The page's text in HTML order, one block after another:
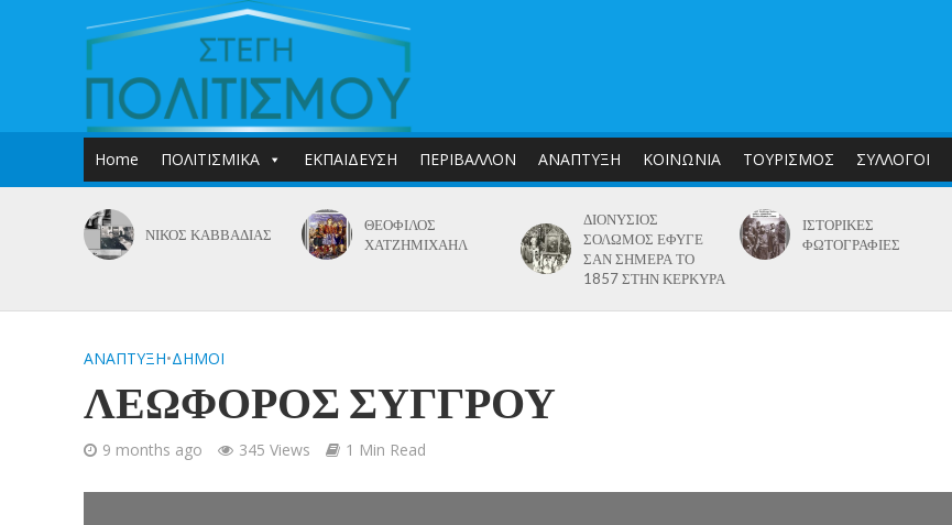
Home ΠΟΛΙΤΙΣΜΙΚΑ ΕΚΠΑΙΔΕΥΣΗ ΠΕΡΙΒΑΛΛΟΝ ΑΝΑΠΤΥΞΗ ΚΟΙΝΩΝΙΑ ΤΟΥΡΙΣΜΟΣ ΣΥΛΛΟΓΟΙ
ΝΙΚΟΣ ΚΑΒΒΑΔΙΑΣ
ΘΕΟΦΙΛΟΣ
ΧΑΤΖΗΜΙΧΑΗΛ
ΔΙΟΝΥΣΙΟΣ
ΣΟΛΩΜΟΣ ΕΦΥΓΕ
ΣΑΝ ΣΗΜΕΡΑ ΤΟ
1857 ΣΤΗΝ ΚΕΡΚΥΡΑ
ΙΣΤΟΡΙΚΕΣ
ΦΩΤΟΓΡΑΦΙΕΣ
ΑΝΑΠΤΥΞΗ•ΔΗΜΟΙ
ΛΕΩΦΟΡΟΣ ΣΥΓΓΡΟΥ
9 months ago 345 Views 1 Min Read